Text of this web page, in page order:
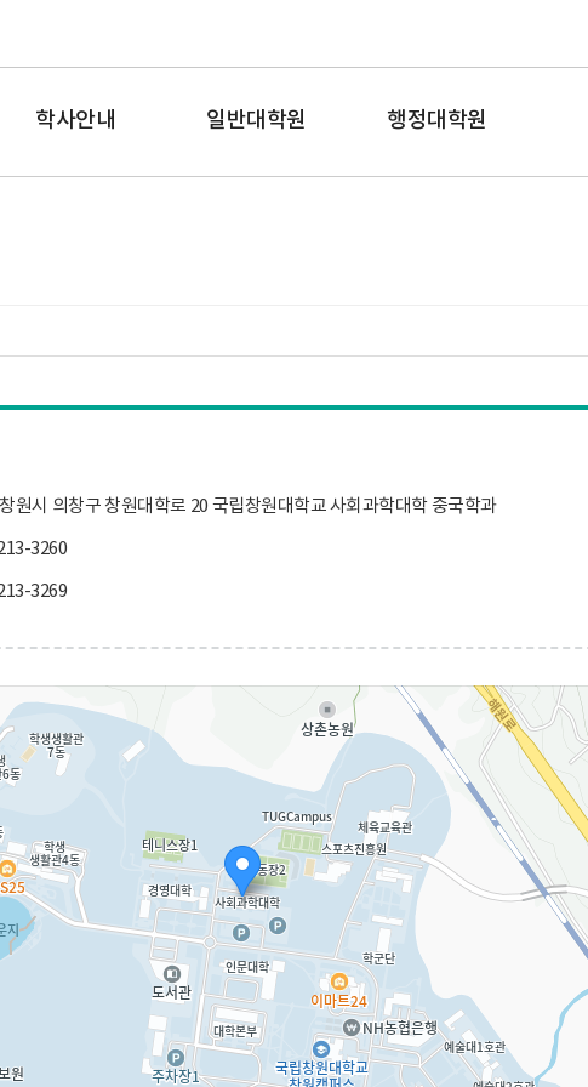
학사안내 일반대학원 행정대학원
원시 의창구 창원대학로 20 국립창원대학교 사회과학대학 중국학과
3260
3269